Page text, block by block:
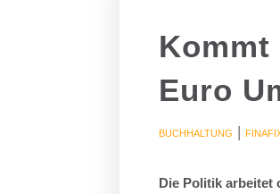
Kommt
Euro
BUCHHALTUNG |
Die Politik arbeitet